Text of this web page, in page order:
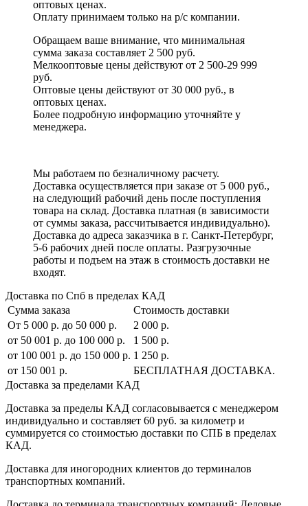
оптовых ценах.
Оплату принимаем только на р/с компании.
Обращаем ваше внимание, что минимальная
сумма заказа составляет 2 500 руб.
Мелкооптовые цены действуют от 2 500-29 999
руб.
Оптовые цены действуют от 30 000 руб., в
оптовых ценах.
Более подробную информацию уточняйте у
менеджера.
Мы работаем по безналичному расчету.
Доставка осуществляется при заказе от 5 000 руб.,
на следующий рабочий день после поступления
товара на склад. Доставка платная (в зависимости
от суммы заказа, рассчитывается индивидуально).
Доставка до адреса заказчика в г. Санкт-Петербург,
5-6 рабочих дней после оплаты. Разгрузочные
работы и подъем на этаж в стоимость доставки не
входят.
Доставка по Спб в пределах КАД
Сумма заказа
Стоимость доставки
От 5 000 р. до 50 000 р.
2 000 р.
от 50 001 р. до 100 000 р.
1 500 р.
от 100 001 р. до 150 000 р. 1 250 р.
от 150 001 р.
БЕСПЛАТНАЯ ДОСТАВКА.
Доставка за пределами КАД
Доставка за пределы КАД согласовывается с менеджером
индивидуально и составляет 60 руб. за километр и
суммируется со стоимостью доставки по СПБ в пределах
КАД.
Доставка для иногородних клиентов до терминалов
транспортных компаний.